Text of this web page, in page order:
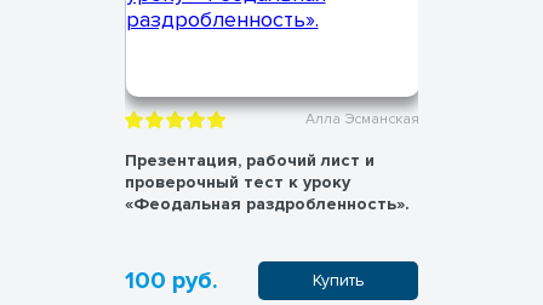
Алла Эсманская
Презентация, рабочий лист и
проверочный тест к уроку
«Феодальная раздробленность».
100 руб. Купить